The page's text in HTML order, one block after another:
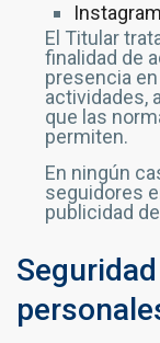
Instagram
El Titular
finalidad de
presencia
actividades,
que las
permiten.
En ningún
seguidores
publicidad